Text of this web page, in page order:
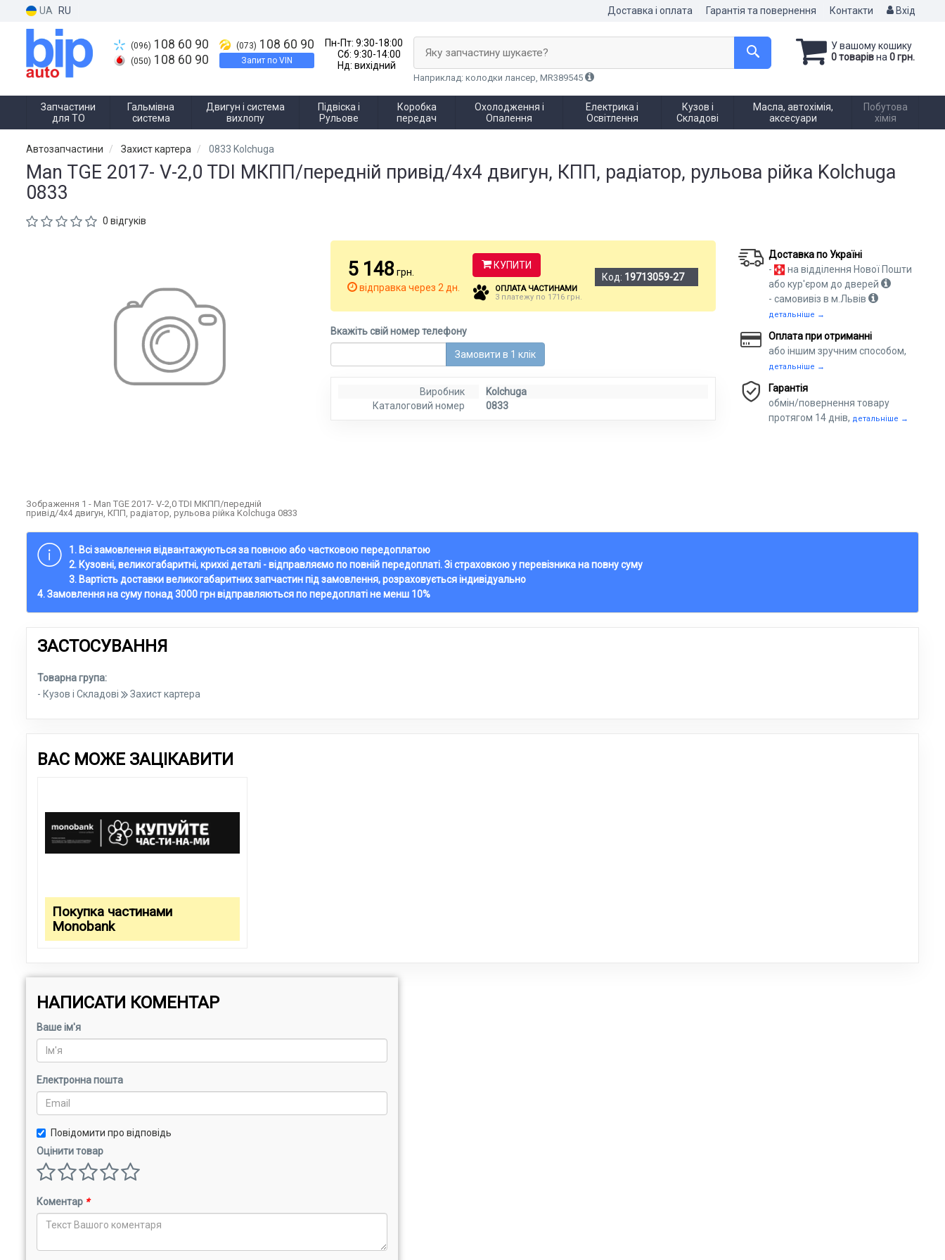
UA RU Доставка і оплата Гарантія та повернення Контакти Вхід
(096) 108 60 90
(050) 108 60 90
(073) 108 60 90
Запит по VIN
Пн-Пт: 9:30-18:00
Сб: 9:30-14:00
Нд: вихідний
У вашому кошику
0 товарівна 0 грн.
Яку запчастину шукаєте?
Наприклад: колодки лансер, MR389545
Запчастини
для ТО
Гальмівна
система
Двигун і система
вихлопу
Підвіска і
Рульове
Коробка
передач
Охолодження і
Опалення
Електрика і
Освітлення
Кузов і
Складові
Масла, автохімія,
аксесуари
Побутова
хімія
Автозапчастини Захист картера 0833 Kolchuga
Man TGE 2017- V-2,0 TDI МКПП/передній привід/4x4 двигун, КПП, радіатор, рульова рійка Kolchuga
0833
0 відгуків
Зображення 1 - Man TGE 2017- V-2,0 TDI МКПП/передній
привід/4x4 двигун, КПП, радіатор, рульова рійка Kolchuga 0833
5 148 грн.
відправка через 2 дн.
КУПИТИ
ОПЛАТА ЧАСТИНАМИ
3 платежу по 1716 грн.
Код: 19713059-27
Вкажіть свій номер телефону
Замовити в 1 клік
Виробник
Kolchuga
Каталоговий номер
0833
Доставка по Україні
-
на відділення Нової Пошти
або кур'єром до дверей
- самовивіз в м.Львів
детальніше →
Оплата при отриманні
або іншим зручним способом,
детальніше →
Гарантія
обмін/повернення товару
протягом 14 днів, детальніше →
1. Всі замовлення відвантажуються за повною або частковою передоплатою
2. Кузовні, великогабаритні, крихкі деталі - відправляємо по повній передоплаті. Зі страховкою у перевізника на повну суму
3. Вартість доставки великогабаритних запчастин під замовлення, розраховується індивідуально
4. Замовлення на суму понад 3000 грн відправляються по передоплаті не менш 10%
ЗАСТОСУВАННЯ
Товарна група:
- Кузов і Складові
Захист картера
ВАС МОЖЕ ЗАЦІКАВИТИ
Покупка частинами
Monobank
НАПИСАТИ КОМЕНТАР
Ваше ім'я
Електронна пошта
Повідомити про відповідь
Оцінити товар
Коментар *